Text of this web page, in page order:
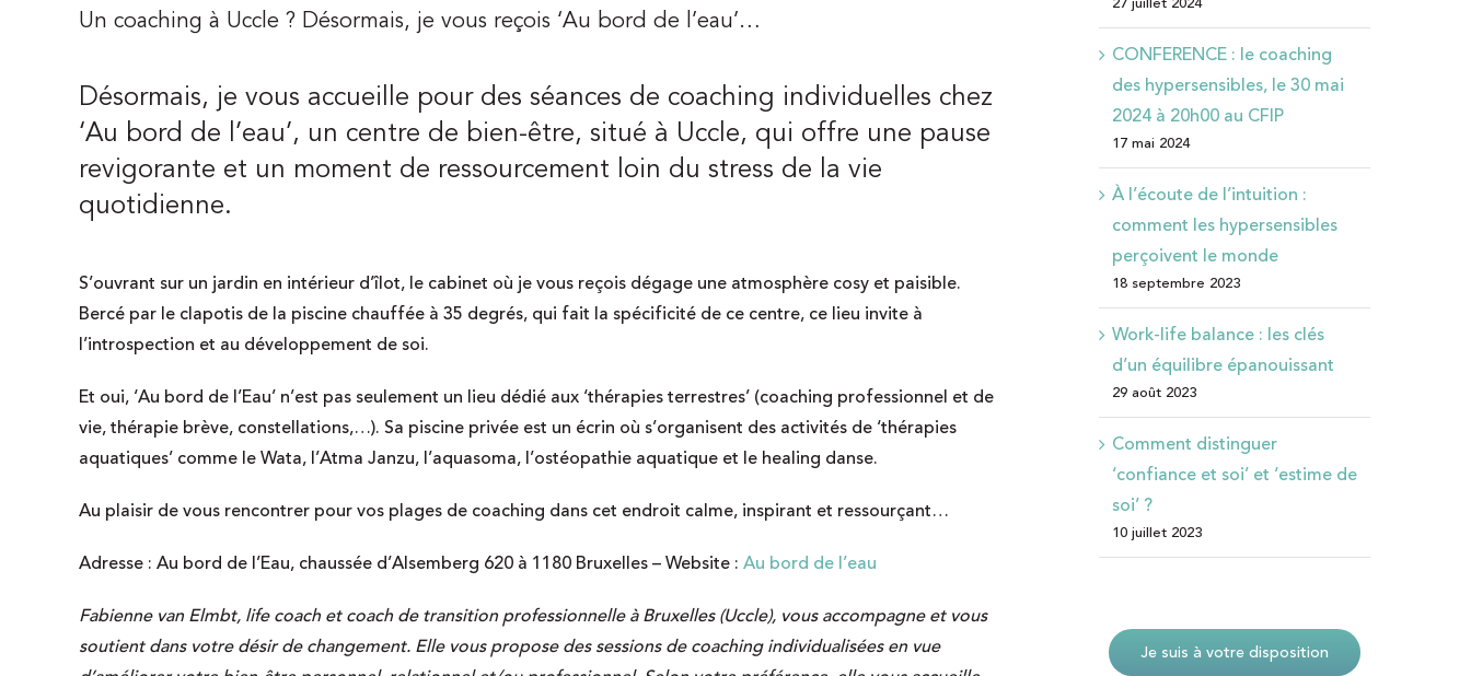
Un coaching à Uccle ? Désormais, je vous reçois ‘Au bord de l’eau’…
Désormais, je vous accueille pour des séances de coaching individuelles chez
‘Au bord de l’eau’, un centre de bien-être, situé à Uccle, qui offre une pause
revigorante et un moment de ressourcement loin du stress de la vie
quotidienne.
S’ouvrant sur un jardin en intérieur d’îlot, le cabinet où je vous reçois dégage une atmosphère cosy et paisible.
Bercé par le clapotis de la piscine chauffée à 35 degrés, qui fait la spécificité de ce centre, ce lieu invite à
l’introspection et au développement de soi.
Et oui, ‘Au bord de l’Eau’ n’est pas seulement un lieu dédié aux ‘thérapies terrestres’ (coaching professionnel et de
vie, thérapie brève, constellations,…). Sa piscine privée est un écrin où s’organisent des activités de ‘thérapies
aquatiques’ comme le Wata, l’Atma Janzu, l’aquasoma, l’ostéopathie aquatique et le healing danse.
Au plaisir de vous rencontrer pour vos plages de coaching dans cet endroit calme, inspirant et ressourçant…
Adresse : Au bord de l’Eau, chaussée d’Alsemberg 620 à 1180 Bruxelles – Website : Au bord de l’eau
Fabienne van Elmbt, life coach et coach de transition professionnelle à Bruxelles (Uccle), vous accompagne et vous
soutient dans votre désir de changement. Elle vous propose des sessions de coaching individualisées en vue
CONFERENCE : le coaching
des hypersensibles, le 30 mai
2024 à 20h00 au CFIP
17 mai 2024
À l’écoute de l’intuition :
comment les hypersensibles
perçoivent le monde
18 septembre 2023
Work-life balance : les clés
d’un équilibre épanouissant
29 août 2023
Comment distinguer
‘confiance et soi’ et ‘estime de
soi’ ?
10 juillet 2023
Je suis à votre disposition